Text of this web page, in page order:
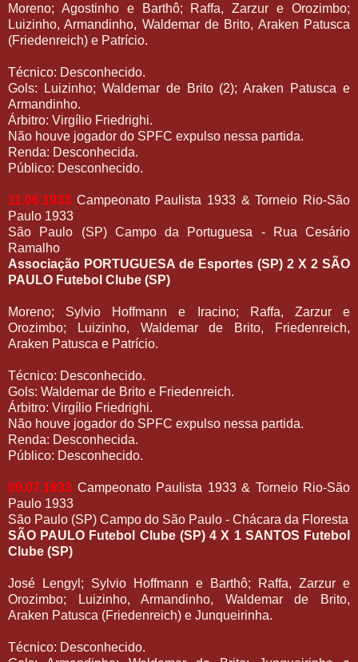
Moreno; Agostinho e Barthô; Raffa, Zarzur e Orozimbo;
Luizinho, Armandinho, Waldemar de Brito, Araken Patusca
(Friedenreich) e Patrício.
Técnico: Desconhecido.
Gols: Luizinho; Waldemar de Brito (2); Araken Patusca e
Armandinho.
Árbitro: Virgílio Friedrighi.
Não houve jogador do SPFC expulso nessa partida.
Renda: Desconhecida.
Público: Desconhecido.
11.06.1933 Campeonato Paulista 1933 & Torneio Rio-São
Paulo 1933
São Paulo (SP) Campo da Portuguesa - Rua Cesário
Ramalho
Associação PORTUGUESA de Esportes (SP) 2 X 2 SÃO
PAULO Futebol Clube (SP)
Moreno; Sylvio Hoffmann e Iracino; Raffa, Zarzur e
Orozimbo; Luizinho, Waldemar de Brito, Friedenreich,
Araken Patusca e Patrício.
Técnico: Desconhecido.
Gols: Waldemar de Brito e Friedenreich.
Árbitro: Virgílio Friedrighi.
Não houve jogador do SPFC expulso nessa partida.
Renda: Desconhecida.
Público: Desconhecido.
09.07.1933 Campeonato Paulista 1933 & Torneio Rio-São
Paulo 1933
São Paulo (SP) Campo do São Paulo - Chácara da Floresta
SÃO PAULO Futebol Clube (SP) 4 X 1 SANTOS Futebol
Clube (SP)
José Lengyl; Sylvio Hoffmann e Barthô; Raffa, Zarzur e
Orozimbo; Luizinho, Armandinho, Waldemar de Brito,
Araken Patusca (Friedenreich) e Junqueirinha.
Técnico: Desconhecido.